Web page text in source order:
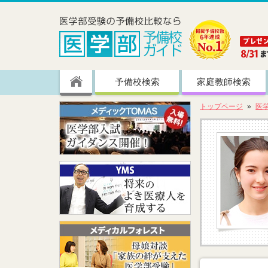
予備校検索 家庭教師検索
トップページ 医